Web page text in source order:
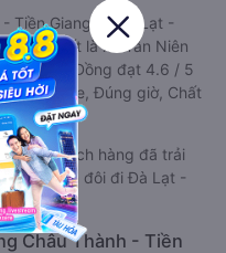
Tiền Giang từ Đà Lạt -
tốt nhất là xe Tân Niên
- Lâm Đồng đạt 4.6 / 5
lượng xe, Đúng giờ, Chất
các khách hàng đã trải
nằm đôi đi Đà Lạt -
.
Châu Thành - Tiền